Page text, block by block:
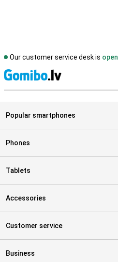
Our customer service desk is open
Popular smartphones
Phones
Tablets
Accessories
Customer service
Business